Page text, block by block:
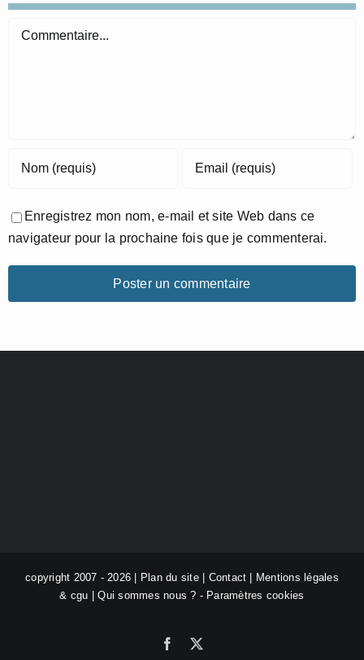
Commentaire
Enregistrez mon nom, e-mail et site Web dans ce
navigateur pour la prochaine fois que je commenterai.
copyright 2007 - 2026 | Plan du site| Contact
Mentions légales
& cgu |Qui sommes nous ? - Paramètres cookies
Facebook